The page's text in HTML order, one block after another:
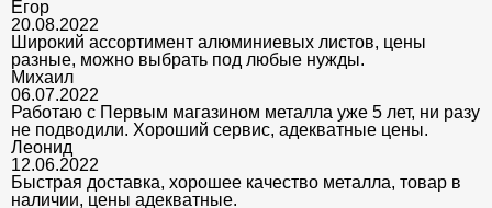
Егор
20.08.2022
Широкий ассортимент алюминиевых листов, цены
разные, можно выбрать под любые нужды.
Михаил
06.07.2022
Работаю с Первым магазином металла уже 5 лет, ни разу
не подводили. Хороший сервис, адекватные цены.
Леонид
12.06.2022
Быстрая доставка, хорошее качество металла, товар в
наличии, цены адекватные.